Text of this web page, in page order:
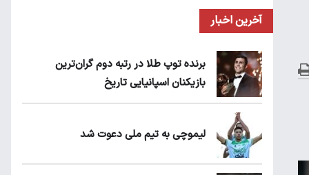
آخرین اخبار
برنده توپ طلا در رتبه دوم گران‌ترین
بازیکنان اسپانیایی تاریخ
لیموچی به تیم ملی دعوت شد